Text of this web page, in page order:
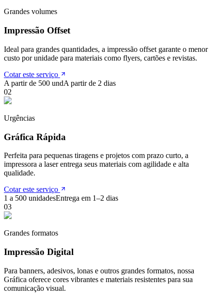
Grandes volumes
Impressão Offset
Ideal para grandes quantidades, a impressão offset garante o menor
custo por unidade para materiais como flyers, cartões e revistas.
Cotar este serviço
A partir de 500 undA partir de 2 dias
02
Urgências
Gráfica Rápida
Perfeita para pequenas tiragens e projetos com prazo curto, a
impressora a laser entrega seus materiais com agilidade e alta
qualidade.
Cotar este serviço
1 a 500 unidadesEntrega em 1–2 dias
03
Grandes formatos
Impressão Digital
Para banners, adesivos, lonas e outros grandes formatos, nossa
Gráfica oferece cores vibrantes e materiais resistentes para sua
comunicação visual.